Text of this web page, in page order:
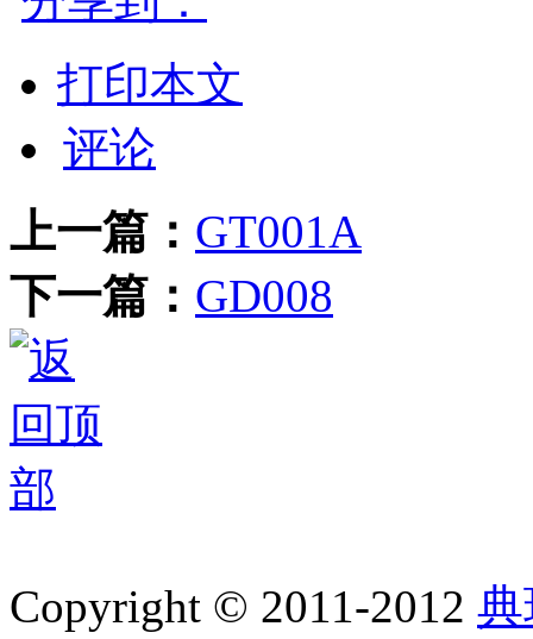
打印本文
评论
上一篇： GT001A
下一篇： GD008
Copyright © 2011-2012